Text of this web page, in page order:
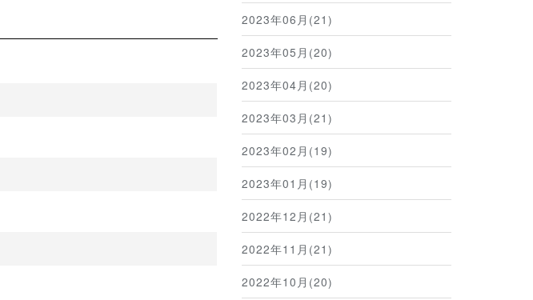
2023年06月(21)
2023年05月(20)
2023年04月(20)
2023年03月(21)
2023年02月(19)
2023年01月(19)
2022年12月(21)
2022年11月(21)
2022年10月(20)